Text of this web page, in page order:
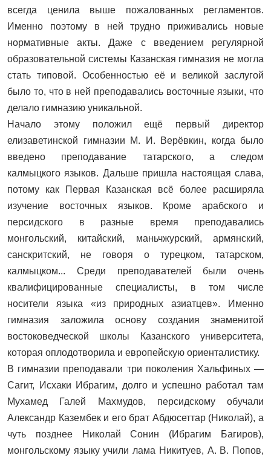
всегда ценила выше пожалованных регламентов.
Именно поэтому в ней трудно приживались новые
нормативные акты. Даже с введением регулярной
образовательной системы Казанская гимназия не могла
стать типовой. Особенностью её и великой заслугой
было то, что в ней преподавались восточные языки, что
делало гимназию уникальной.
Начало этому положил ещё первый директор
елизаветинской гимназии М. И. Верёвкин, когда было
введено преподавание татарского, а следом
калмыцкого языков. Дальше пришла настоящая слава,
потому как Первая Казанская всё более расширяла
изучение восточных языков. Кроме арабского и
персидского в разные время преподавались
монгольский, китайский, маньчжурский, армянский,
санскритский, не говоря о турецком, татарском,
калмыцком... Среди преподавателей были очень
квалифицированные специалисты, в том числе
носители языка «из природных азиатцев». Именно
гимназия заложила основу создания знаменитой
востоковедческой школы Казанского университета,
которая оплодотворила и европейскую ориенталистику.
В гимназии преподавали три поколения Хальфиных —
Сагит, Исхаки Ибрагим, долго и успешно работал там
Мухамед Галей Махмудов, персидскому обучали
Александр Казембек и его брат Абдюсеттар (Николай), а
чуть позднее Николай Сонин (Ибрагим Багиров),
монгольскому языку учили лама Никитуев, А. В. Попов,